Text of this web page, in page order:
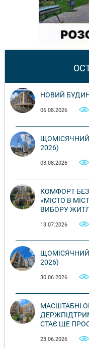
НОВИЙ
06.08.2026
ЩОМІСЯЧНИЙ
2026)
03.08.2026
КОМФОРТ
«МІСТО В
ВИБОРУ
13.07.2026
ЩОМІСЯЧНИЙ
2026)
30.06.2026
МАСШТАБНІ
СТАЄ ЩЕ
23.06.2026